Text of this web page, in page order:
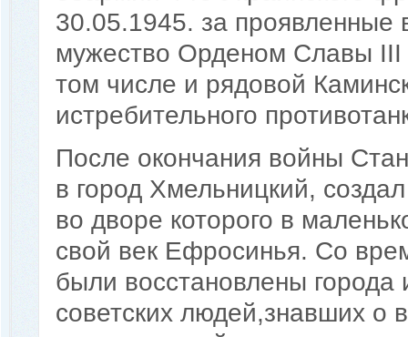
30.05.1945. за проявленные
мужество Орденом Славы III
том числе и рядовой
истребительного
После окончания войны
в город Хмельницкий,
во дворе которого в
свой век Ефросинья. Со
были восстановлены
советских людей,знавших о